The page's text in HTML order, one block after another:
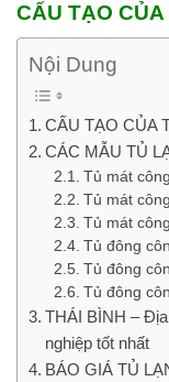
CẤU TẠO
Nội Dung
CẤU TẠO CỦA
CÁC MẪU TỦ
Tủ mát
Tủ mát
Tủ mát
Tủ đông
Tủ đông
Tủ đông
THÁI BÌNH –
nghiệp tốt nhất
BÁO GIÁ TỦ